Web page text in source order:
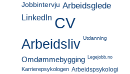
Jobbintervju Arbeidsglede
LinkedIn CV
Arbeidsliv Utdanning
Omdømmebygging Legejobb.no
Karrierepsykologen Arbeidspsykologi